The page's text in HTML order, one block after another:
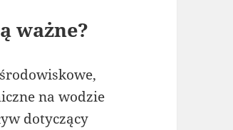
ważne?
na wodzie
dotyczący